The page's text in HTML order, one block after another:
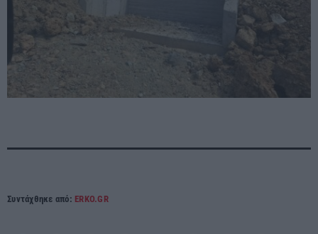
Συντάχθηκε από: ERKO.GR